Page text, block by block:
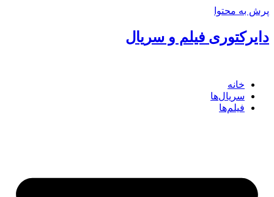
پرش به محتوا
دایرکتوری فیلم و سریال
خانه
سریال‌ها
فیلم‌ها